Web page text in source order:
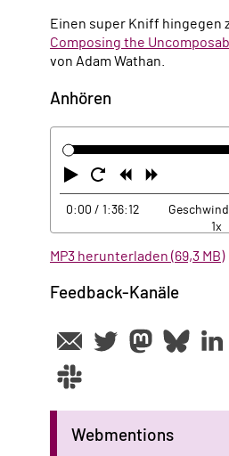
Einen super Kniff hingegen
Composing the
von Adam Wathan.
Anhören
Abspielen
Neustart
Zurück
0:00 / 1:36:12
1x
MP3 herunterladen (69,3 MB)
Feedback-Kanäle
Webmentions